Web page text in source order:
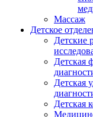
Массаж
Детское
Детские
Детская
Детская
Детская